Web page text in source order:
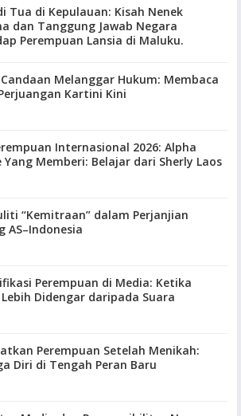
Tua di Kepulauan: Kisah Nenek
dan Tanggung Jawab Negara
Perempuan Lansia di Maluku.
Melanggar Hukum: Membaca
Kartini Kini
Internasional 2026: Alpha
Yang Memberi: Belajar dari Sherly Laos
“Kemitraan” dalam Perjanjian
AS–Indonesia
Perempuan di Media: Ketika
Didengar daripada Suara
Perempuan Setelah Menikah:
Diri di Tengah Peran Baru